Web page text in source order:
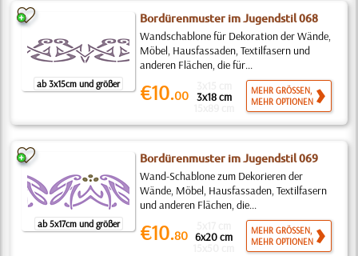
ab 3x15cm und größer
Bordürenmuster im Jugendstil 068
Wandschablone für Dekoration der Wände,
Möbel, Hausfassaden, Textilfasern und
anderen Flächen, die für...
€10.00 3x18 cm
MEHR GRÖSSEN,
MEHR OPTIONEN
ab 5x17cm und größer
Bordürenmuster im Jugendstil 069
Wand-Schablone zum Dekorieren der
Wände, Möbel, Hausfassaden, Textilfasern
und anderen Flächen, die...
€10.80 6x20 cm
MEHR GRÖSSEN,
MEHR OPTIONEN